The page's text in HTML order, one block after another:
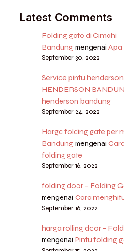
Latest Comments
Folding gate di Cimahi
Bandungmengenai Apa
September 30, 2022
Service pintu
HENDERSON
henderson bandung
September 24, 2022
Harga folding gate per
Bandungmengenai
folding gate
September 16, 2022
folding door – Folding
mengenai Cara
September 16, 2022
harga rolling door –
mengenai Pintu folding